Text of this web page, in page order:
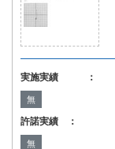
実施実績 ：
無
許諾実績 ：
無